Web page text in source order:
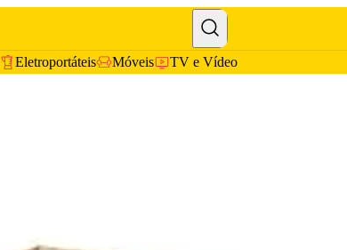
Eletroportáteis Móveis TV e Vídeo